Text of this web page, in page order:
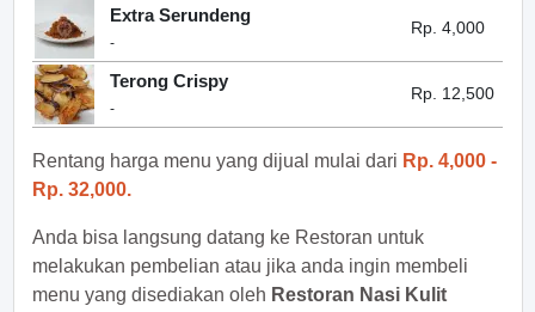
Extra Serundeng
-
Rp. 4,000
Terong Crispy
-
Rp. 12,500
Rentang harga menu yang dijual mulai dari Rp. 4,000 -
Rp. 32,000.
Anda bisa langsung datang ke Restoran untuk
melakukan pembelian atau jika anda ingin membeli
menu yang disediakan oleh Restoran Nasi Kulit